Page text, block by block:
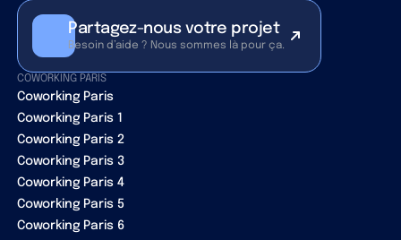
Partagez-nous votre projet
Besoin d’aide ? Nous sommes là pour ça.
COWORKING PARIS
Coworking Paris
Coworking Paris 1
Coworking Paris 2
Coworking Paris 3
Coworking Paris 4
Coworking Paris 5
Coworking Paris 6